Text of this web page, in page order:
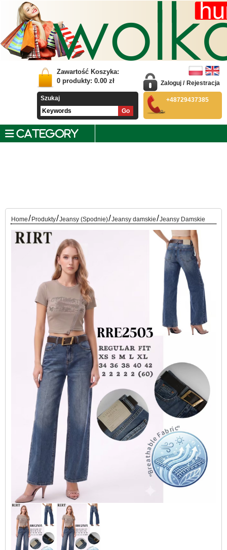
Zawartość Koszyka:
0 produkty: 0.00 zł
Szukaj
Zaloguj / Rejestracja
+48729437385
CATEGORY
Home/ Produkty/Jeansy (Spodnie)/Jeansy damskie/Jeansy Damskie